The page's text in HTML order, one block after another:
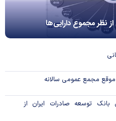
نظر مجموع دارایی‌ها
مجمع عمومی سالانه
بانک توسعه صادرات ایران از